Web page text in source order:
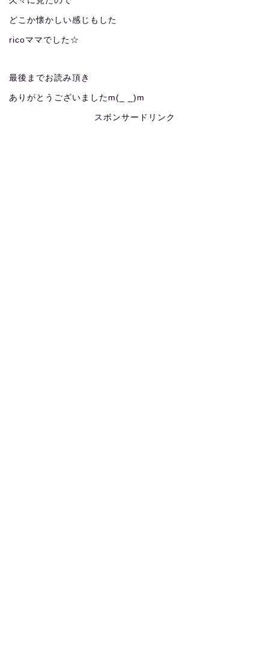
どこか懐かしい感じもした
ricoママでした☆
最後までお読み頂き
ありがとうございましたm(_ _)m
スポンサードリンク